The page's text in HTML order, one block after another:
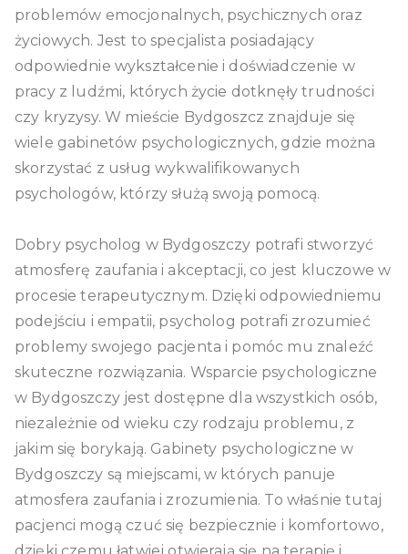
Miejsca
wsparcia
osobistego
problemów emocjonalnych, psychicznych oraz
życiowych. Jest to specjalista posiadający
odpowiednie wykształcenie i doświadczenie w
pracy z ludźmi, których życie dotknęły trudności
czy kryzysy. W mieście Bydgoszcz znajduje się
wiele gabinetów psychologicznych, gdzie można
skorzystać z usług wykwalifikowanych
psychologów, którzy służą swoją pomocą.
Dobry psycholog w Bydgoszczy potrafi stworzyć
atmosferę zaufania i akceptacji, co jest kluczowe w
procesie terapeutycznym. Dzięki odpowiedniemu
podejściu i empatii, psycholog potrafi zrozumieć
problemy swojego pacjenta i pomóc mu znaleźć
skuteczne rozwiązania. Wsparcie psychologiczne
w Bydgoszczy jest dostępne dla wszystkich osób,
niezależnie od wieku czy rodzaju problemu, z
jakim się borykają. Gabinety psychologiczne w
Bydgoszczy są miejscami, w których panuje
atmosfera zaufania i zrozumienia. To właśnie tutaj
pacjenci mogą czuć się bezpiecznie i komfortowo,